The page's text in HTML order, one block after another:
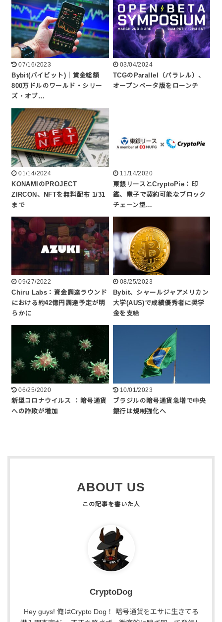
07/16/2023
Bybit(バイビット)｜賞金総額
800万ドルのワールド・シリー
ズ・オブ…
03/04/2024
TCGのParallel（パラレル）、
オープンベータ版をローンチ
01/14/2024
KONAMIのPROJECT
ZIRCON、NFTを無料配布 1/31
まで
11/14/2020
東銀リースとCryptoPie：印
鑑、電子で契約可能なブロック
チェーン型…
09/27/2022
Chiru Labs：資金調達ラウンド
における約42億円調達予定が明
らかに
08/25/2023
Bybit、シャールジャアメリカン
大学(AUS)で成績優秀者に奨学
金を支給
06/25/2020
新型コロナウイルス ：暗号通貨
への詐欺が増加
10/01/2023
ブラジルの暗号通貨急増で中央
銀行は規制強化へ
ABOUT US
CryptoDog
Hey guys! 俺はCrypto Dog！ 暗号通貨をエサに生きてる